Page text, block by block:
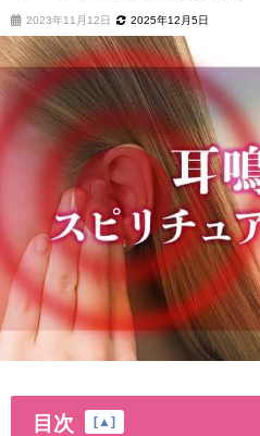
2023年11月12日 2025年12月5日
目次 [ ▲ ]